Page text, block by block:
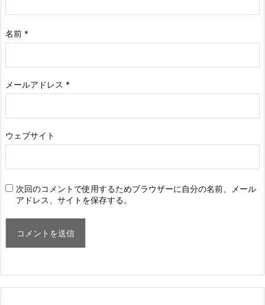
名前 *
メールアドレス *
ウェブサイト
次回のコメントで使用するためブラウザーに自分の名前、メール
アドレス、サイトを保存する。